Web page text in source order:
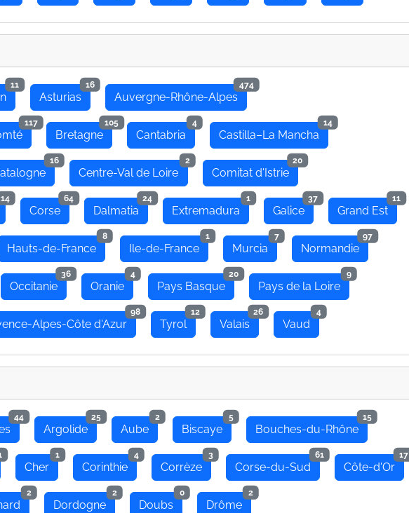
11
Asturias
16
Auvergne-Rhône-Alpes
474
117
Bretagne
105
Cantabria
4
Castilla–La Mancha
14
16
Centre-Val de Loire
2
Comitat d'Istrie
20
14
Corse
64
Dalmatia
24
Extremadura
1
Galice
37
Grand Est
11
Hauts-de-France
8
Ile-de-France
1
Murcia
7
Normandie
97
Occitanie
36
Oranie
4
Pays Basque
20
Pays de la Loire
9
Alpes-Côte d'Azur
98
Tyrol
12
Valais
26
Vaud
4
44
Argolide
25
Aube
2
Biscaye
5
Bouches-du-Rhône
15
Cher
1
Corinthie
4
Corrèze
3
Corse-du-Sud
61
Côte-d'Or
17
2
Dordogne
2
Doubs
0
Drôme
2